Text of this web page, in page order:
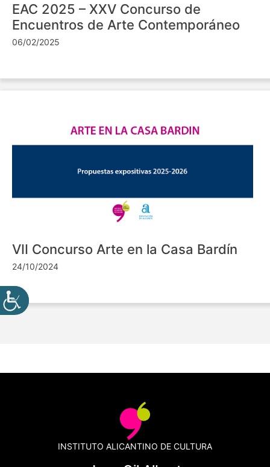
EAC 2025 – XXV Concurso de
Encuentros de Arte Contemporáneo
06/02/2025
VII Concurso Arte en la Casa Bardín
24/10/2024
INSTITUTO ALICANTINO DE CULTURA